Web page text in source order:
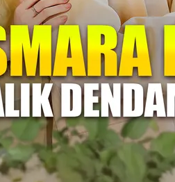
Menjelang Ajal
mendekati Mario Sesano melalui
pada musuhnya. Mario pelan-pelan
Citra yang lemah dan polos. Saat
bukannya menjauhi Citra, tetapi
Keduanya bekerja sama
musuh.